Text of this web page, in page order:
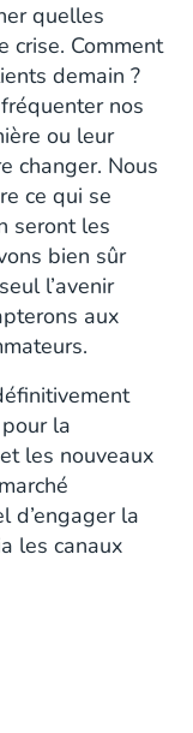
quelles
crise. Comment
demain ?
nos
ou leur
changer. Nous
ce qui se
seront les
bien sûr
l’avenir
aux
la
les nouveaux
d’engager la
les canaux